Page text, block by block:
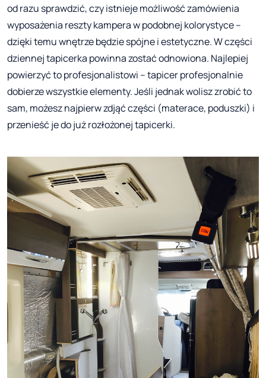
od razu sprawdzić, czy istnieje możliwość zamówienia
wyposażenia reszty kampera w podobnej kolorystyce –
dzięki temu wnętrze będzie spójne i estetyczne. W części
dziennej tapicerka powinna zostać odnowiona. Najlepiej
powierzyć to profesjonalistowi – tapicer profesjonalnie
dobierze wszystkie elementy. Jeśli jednak wolisz zrobić to
sam, możesz najpierw zdjąć części (materace, poduszki) i
przenieść je do już rozłożonej tapicerki.